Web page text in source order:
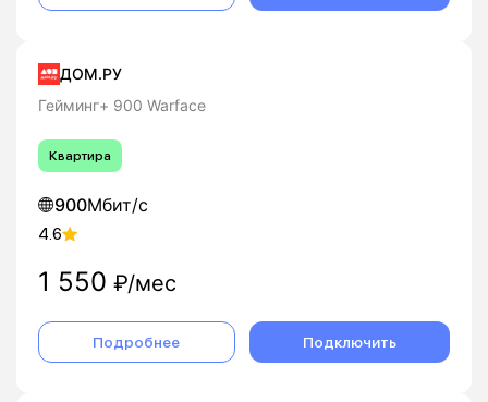
ДОМ.РУ
Гейминг+ 900 Warface
Квартира
900Мбит/с
4.6
1 550 ₽/мес
Подробнее Подключить